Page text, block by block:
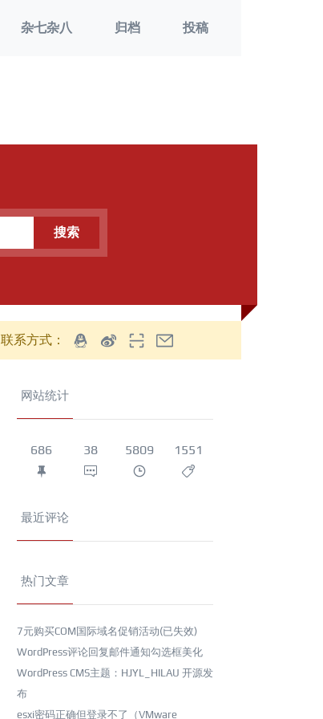
杂七杂八 归档 投稿
搜索
联系方式：
网站统计
686 38 5809 1551
最近评论
热门文章
7元购买COM国际域名促销活动(已失效)
WordPress评论回复邮件通知勾选框美化
WordPress CMS主题：HJYL_HILAU 开源发
布
esxi密码正确但登录不了（VMware